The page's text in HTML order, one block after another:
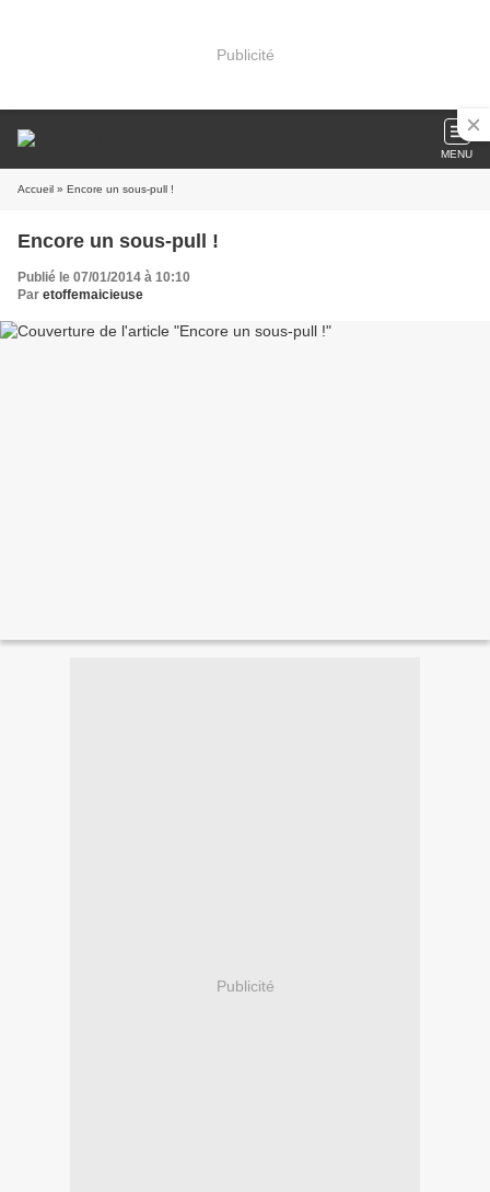
Publicité
MENU
Accueil » Encore un sous-pull !
Encore un sous-pull !
Publié le 07/01/2014 à 10:10
Par etoffemaicieuse
Publicité